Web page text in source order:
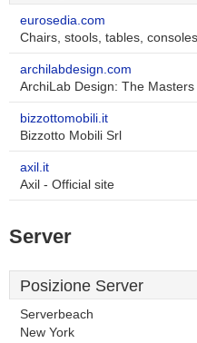
eurosedia.com
Chairs, stools, tables,
archilabdesign.com
ArchiLab Design: The
bizzottomobili.it
Bizzotto Mobili Srl
axil.it
Axil - Official site
Server
Posizione Server
Serverbeach
New York